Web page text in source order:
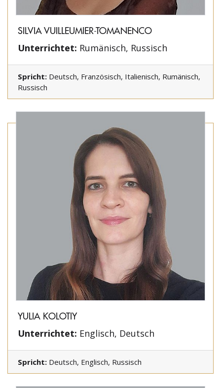
SILVIA VUILLEUMIER-TOMANENCO
Unterrichtet: Rumänisch, Russisch
Spricht: Deutsch, Französisch, Italienisch, Rumänisch,
Russisch
YULIA KOLOTIY
Unterrichtet: Englisch, Deutsch
Spricht: Deutsch, Englisch, Russisch